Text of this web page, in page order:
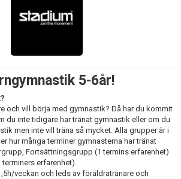
5-6år!
och vill börja med gymnastik? Då har du kommit
du inte tidigare har tränat gymnastik eller om du
men inte vill träna så mycket. Alla grupper är i
hur många terminer gymnasterna har tränat
Fortsättningsgrupp (1 termins erfarenhet)
erfarenhet).
veckan och leds av föräldratränare och